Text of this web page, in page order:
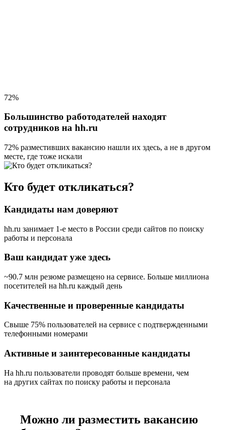
72%
Большинство работодателей находят
сотрудников на hh.ru
72% разместивших вакансию нашли их здесь, а не в другом
месте, где тоже искали
Кто будет откликаться?
Кандидаты нам доверяют
hh.ru занимает 1-е место в России среди сайтов по поиску
работы и персонала
Ваш кандидат уже здесь
~90.7 млн резюме размещено на сервисе. Больше миллиона
посетителей на hh.ru каждый день
Качественные и проверенные кандидаты
Свыше 75% пользователей на сервисе с подтвержденными
телефонными номерами
Активные и заинтересованные кандидаты
На hh.ru пользователи проводят больше времени, чем
на других сайтах по поиску работы и персонала
Можно ли разместить вакансию